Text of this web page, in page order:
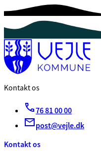
Kontakt os
76 81 00 00
post@vejle.dk
Kontakt os